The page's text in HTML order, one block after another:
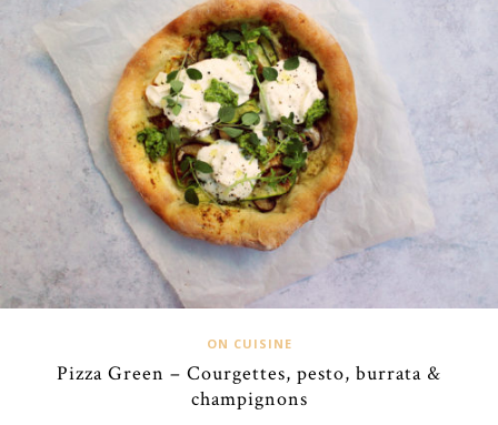
ON CUISINE
Pizza Green – Courgettes, pesto, burrata &
champignons